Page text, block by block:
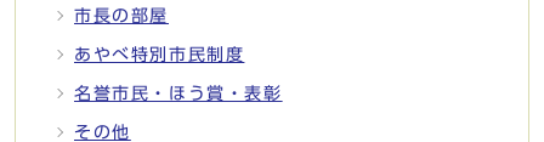
市長の部屋
あやべ特別市民制度
名誉市民・ほう賞・表彰
その他